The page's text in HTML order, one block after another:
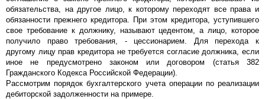
обязательства, на другое лицо, к которому переходят все права и
обязанности прежнего кредитора. При этом кредитора, уступившего
свое требование к должнику, называют цедентом, а лицо, которое
получило право требования, - цессионарием. Для перехода к
другому лицу прав кредитора не требуется согласие должника, если
иное не предусмотрено законом или договором (статья 382
Гражданского Кодекса Российской Федерации).
Рассмотрим порядок бухгалтерского учета операции по реализации
дебиторской задолженности на примере.